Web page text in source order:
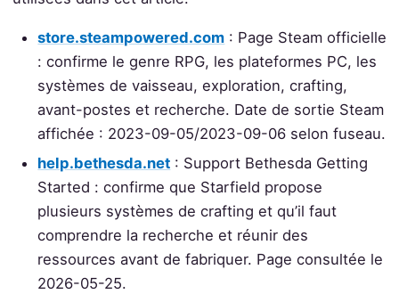
store.steampowered.com : Page Steam officielle
: confirme le genre RPG, les plateformes PC, les
systèmes de vaisseau, exploration, crafting,
avant-postes et recherche. Date de sortie Steam
affichée : 2023-09-05/2023-09-06 selon fuseau.
help.bethesda.net : Support Bethesda Getting
Started : confirme que Starfield propose
plusieurs systèmes de crafting et qu’il faut
comprendre la recherche et réunir des
ressources avant de fabriquer. Page consultée le
2026-05-25.